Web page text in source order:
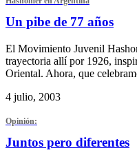
Un pibe de 77 años
El Movimiento Juvenil
trayectoria allí por 1926,
Oriental. Ahora, que
4 julio, 2003
Opinión:
Juntos pero diferentes